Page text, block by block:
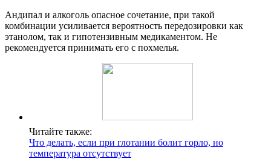
Андипал и алкоголь опасное сочетание, при такой
комбинации усиливается вероятность передозировки как
этанолом, так и гипотензивным медикаментом. Не
рекомендуется принимать его с похмелья.
Читайте также:
Что делать, если при глотании болит горло, но
температура отсутствует